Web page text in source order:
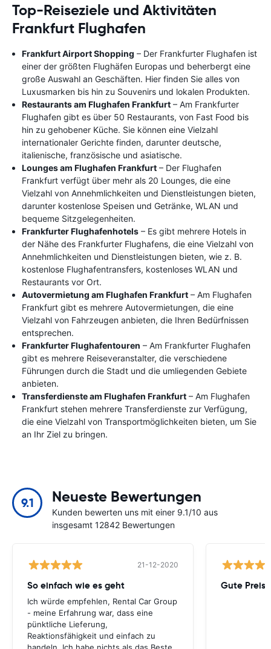
Top-Reiseziele und Aktivitäten
Frankfurt Flughafen
Frankfurt Airport Shopping – Der Frankfurter Flughafen ist
einer der größten Flughäfen Europas und beherbergt eine
große Auswahl an Geschäften. Hier finden Sie alles von
Luxusmarken bis hin zu Souvenirs und lokalen Produkten.
Restaurants am Flughafen Frankfurt – Am Frankfurter
Flughafen gibt es über 50 Restaurants, von Fast Food bis
hin zu gehobener Küche. Sie können eine Vielzahl
internationaler Gerichte finden, darunter deutsche,
italienische, französische und asiatische.
Lounges am Flughafen Frankfurt – Der Flughafen
Frankfurt verfügt über mehr als 20 Lounges, die eine
Vielzahl von Annehmlichkeiten und Dienstleistungen bieten,
darunter kostenlose Speisen und Getränke, WLAN und
bequeme Sitzgelegenheiten.
Frankfurter Flughafenhotels – Es gibt mehrere Hotels in
der Nähe des Frankfurter Flughafens, die eine Vielzahl von
Annehmlichkeiten und Dienstleistungen bieten, wie z. B.
kostenlose Flughafentransfers, kostenloses WLAN und
Restaurants vor Ort.
Autovermietung am Flughafen Frankfurt – Am Flughafen
Frankfurt gibt es mehrere Autovermietungen, die eine
Vielzahl von Fahrzeugen anbieten, die Ihren Bedürfnissen
entsprechen.
Frankfurter Flughafentouren – Am Frankfurter Flughafen
gibt es mehrere Reiseveranstalter, die verschiedene
Führungen durch die Stadt und die umliegenden Gebiete
anbieten.
Transferdienste am Flughafen Frankfurt – Am Flughafen
Frankfurt stehen mehrere Transferdienste zur Verfügung,
die eine Vielzahl von Transportmöglichkeiten bieten, um Sie
an Ihr Ziel zu bringen.
9.1 Neueste Bewertungen
Kunden bewerten uns mit einer 9.1/10 aus
insgesamt 12842 Bewertungen
21-12-2020
So einfach wie es geht
Ich würde empfehlen, Rental Car Group
- meine Erfahrung war, dass eine
pünktliche Lieferung,
Reaktionsfähigkeit und einfach zu
Gute